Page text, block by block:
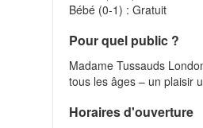
Bébé (0‑1) : Gratuit
Pour quel public ?
Madame Tussauds
tous les âges – un plaisir
Horaires d'ouverture